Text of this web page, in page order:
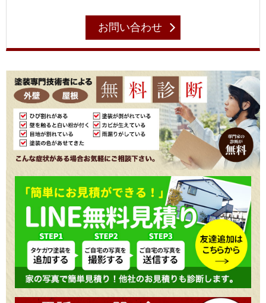
お問い合わせ